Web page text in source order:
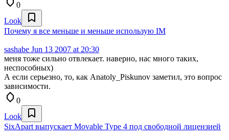
0
Look
Почему я все меньше и меньше использую IM
sashabe Jun 13 2007 at 20:30
меня тоже сильно отвлекает. наверно, нас много таких,
неспособных)
А если серьезно, то, как Anatoly_Piskunov заметил, это вопрос
зависимости.
0
Look
SixApart выпускает Movable Type 4 под свободной лицензией